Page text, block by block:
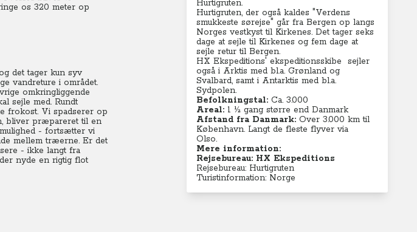
os 320 meter op
det tager kun syv
vandreture i området.
omkringliggende
sejle med. Rundt
frokost. Vi spadserer op
bliver præpareret til en
- fortsætter vi
mellem træerne. Er det
- ikke langt fra
nyde en rigtig flot
Hurtigruten.
Hurtigruten, der også kaldes "Verdens
smukkeste sørejse" går fra Bergen op langs
Norges vestkyst til Kirkenes. Det tager seks
dage at sejle til Kirkenes og fem dage at
sejle retur til Bergen.
HX Ekspeditions' ekspeditionsskibe sejler
også i Arktis med bl.a. Grønland og
Svalbard, samt i Antarktis med bl.a.
Sydpolen.
Befolkningstal: Ca. 3.000
Areal:1 ½ gang større end Danmark
Afstand fra Danmark: Over 3.000 km til
København. Langt de fleste flyver via
Olso.
Mere information:
Rejsebureau: HX Ekspeditions
Rejsebureau: Hurtigruten
Turistinformation: Norge